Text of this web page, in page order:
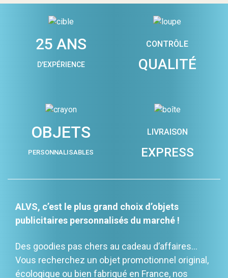
25 ANS
D'EXPÉRIENCE
CONTRÔLE
QUALITÉ
OBJETS
PERSONNALISABLES
LIVRAISON
EXPRESS
ALVS, c’est le plus grand choix d’objets
publicitaires personnalisés du marché !
Des goodies pas chers au cadeau d’affaires…
Vous recherchez un objet promotionnel original,
écologique ou bien fabriqué en France, nos